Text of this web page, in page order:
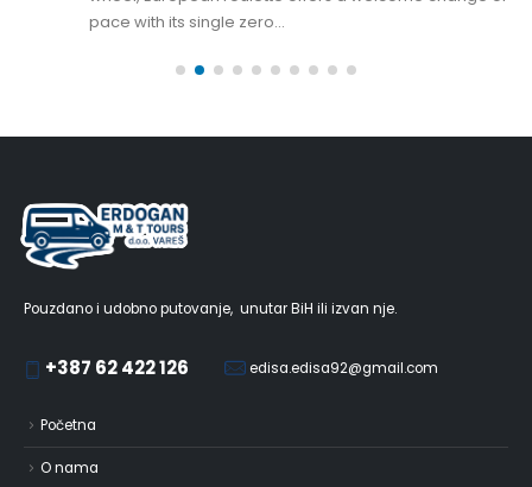
pace with its single zero...
Pouzdano i udobno putovanje, unutar BiH ili izvan nje.
+387 62 422 126 edisa.edisa92@gmail.com
Početna
O nama